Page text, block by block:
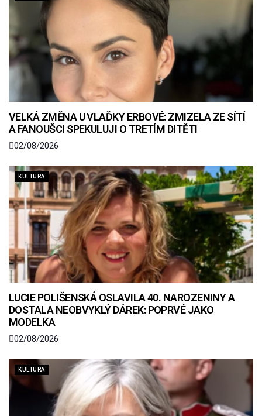
VELKÁ ZMĚNA U VLAĎKY ERBOVÉ: ZMIZELA ZE SÍTÍ
A FANOUŠCI SPEKULUJI O TRETÍM DITĚTI
02/08/2026
KULTURA
LUCIE POLIŠENSKÁ OSLAVILA 40. NAROZENINY A
DOSTALA NEOBVYKLÝ DÁREK: POPRVÉ JAKO
MODELKA
02/08/2026
KULTURA